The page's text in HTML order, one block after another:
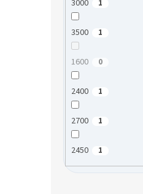
3000 1
3500 1
1600 0
2400 1
2700 1
2450 1